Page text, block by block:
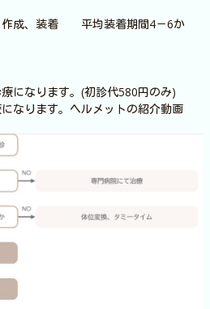
作成、装着 平均装着期間4－6か
になります。(初診代580円のみ)
なります。 ヘルメットの紹介動画